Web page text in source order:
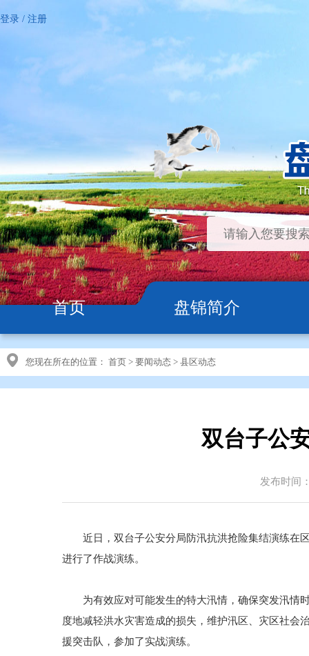
登录 / 注册
首页 盘锦简介
您现在所在的位置： 首页 > 要闻动态 > 县区动态
双台子公
发布时间
近日，双台子公安分局防汛抗洪抢险集结演练在区
进行了作战演练。
为有效应对可能发生的特大汛情，确保突发汛情时
度地减轻洪水灾害造成的损失，维护汛区、灾区社会
援突击队，参加了实战演练。